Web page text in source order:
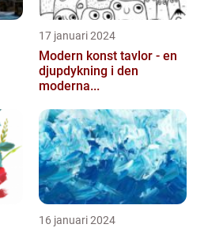
17 januari 2024
Modern konst tavlor - en
djupdykning i den
moderna...
16 januari 2024